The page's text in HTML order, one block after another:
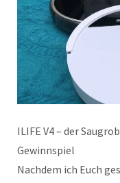
ILIFE V4 – der
Nachdem ich Euch